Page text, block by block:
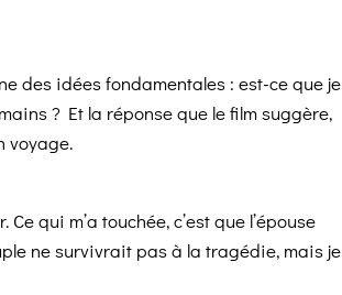
des idées fondamentales : est-ce que je
? Et la réponse que le film suggère,
voyage.
qui m’a touchée, c’est que l’épouse
ne survivrait pas à la tragédie, mais je